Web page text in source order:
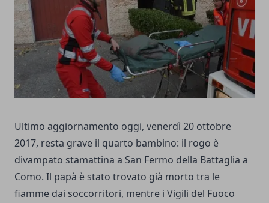
Ultimo aggiornamento oggi, venerdì 20 ottobre
2017, resta grave il quarto bambino: il rogo è
divampato stamattina a San Fermo della Battaglia a
Como. Il papà è stato trovato già morto tra le
fiamme dai soccorritori, mentre i Vigili del Fuoco